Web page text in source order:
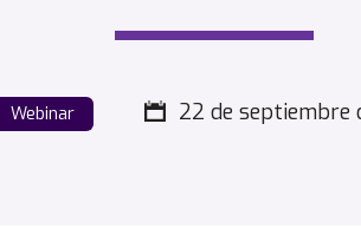
Webinar 22 de septiembre